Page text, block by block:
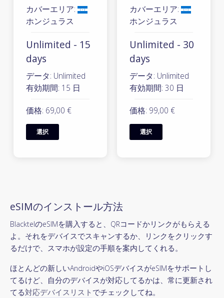
カバーエリア:
ホンジュラス
Unlimited - 15
days
データ: Unlimited
有効期間: 15 日
価格: 69,00 €
選択
カバーエリア:
ホンジュラス
Unlimited - 30
days
データ: Unlimited
有効期間: 30 日
価格: 99,00 €
選択
eSIMのインストール方法
BlacktelのeSIMを購入すると、QRコードかリンクがもらえる
よ。それをデバイスでスキャンするか、リンクをクリックす
るだけで、スマホが設定の手順を案内してくれる。
ほとんどの新しいAndroidやiOSデバイスがeSIMをサポートし
てるけど、自分のデバイスが対応してるかは、常に更新され
てる対応デバイスリスト でチェックしてね。